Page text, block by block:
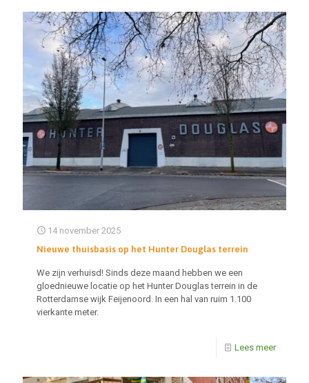
14 november 2025
Nieuwe thuisbasis op het Hunter Douglas terrein
We zijn verhuisd! Sinds deze maand hebben we een
gloednieuwe locatie op het Hunter Douglas terrein in de
Rotterdamse wijk Feijenoord. In een hal van ruim 1.100
vierkante meter.
Lees meer